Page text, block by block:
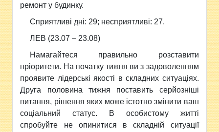
ремонт у будинку.
Сприятливi днi: 29; несприятливi: 27.
ЛЕВ (23.07 – 23.08)
Намагайтеся правильно розставити
пріоритети. На початку тижня ви з задоволенням
проявите лiдерськi якостi в складних ситуацiях.
Друга половина тижня поставить серйознiшi
питання, рiшення яких може iстотно змiнити ваш
соцiальний статус. В особистому життi
спробуйте не опинитися в складній ситуації